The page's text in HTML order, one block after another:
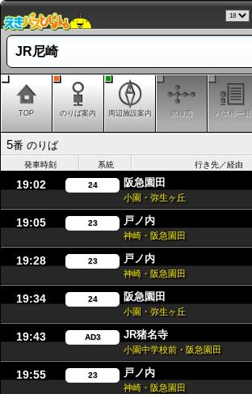
JR尼崎
TOP のりば案内 周辺施設案内 路線図 バス停一覧
5番 のりば
発車時刻 系統 行き先／経由
19:02 24 阪急園田
小園・弥生ヶ丘
19:05 23 戸ノ内
神崎・阪急園田
19:28 23 戸ノ内
神崎・阪急園田
19:34 24 阪急園田
小園・弥生ヶ丘
19:43 AD3 JR猪名寺
小園中学校前・阪急園田
19:55 23 戸ノ内
神崎・阪急園田